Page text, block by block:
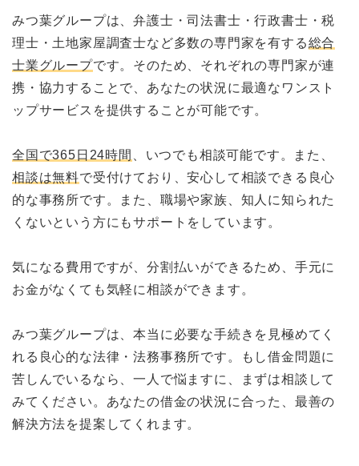
みつ葉グループは、弁護士・司法書士・行政書士・税
理士・土地家屋調査士など多数の専門家を有する総合
士業グループです。そのため、それぞれの専門家が連
携・協力することで、あなたの状況に最適なワンスト
ップサービスを提供することが可能です。
全国で365日24時間
、いつでも相談可能です。また、
相談は無料で受付けており、安心して相談できる良心
的な事務所です。また、職場や家族、知人に知られた
くないという方にもサポートをしています。
気になる費用ですが、分割払いができるため、手元に
お金がなくても気軽に相談ができます。
みつ葉グループは、本当に必要な手続きを見極めてく
れる良心的な法律・法務事務所です。もし借金問題に
苦しんでいるなら、一人で悩ますに、まずは相談して
みてください。あなたの借金の状況に合った、最善の
解決方法を提案してくれます。